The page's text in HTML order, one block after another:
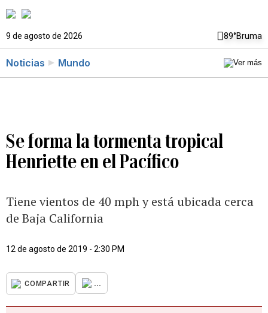
9 de agosto de 2026 89°Bruma
Noticias Mundo
Se forma la tormenta tropical
Henriette en el Pacífico
Tiene vientos de 40 mph y está ubicada cerca
de Baja California
12 de agosto de 2019 - 2:30 PM
COMPARTIR ...